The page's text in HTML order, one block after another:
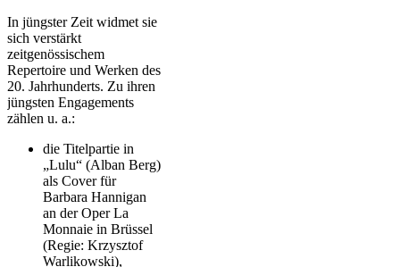
In jüngster Zeit widmet sie
sich verstärkt
zeitgenössischem
Repertoire und Werken des
20. Jahrhunderts. Zu ihren
jüngsten Engagements
zählen u. a.:
die Titelpartie in
„Lulu“ (Alban Berg)
als Cover für
Barbara Hannigan
an der Oper La
Monnaie in Brüssel
(Regie: Krzysztof
Warlikowski),